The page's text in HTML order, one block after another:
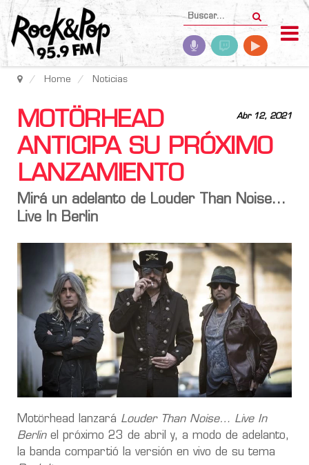
Home Noticias
Abr 12, 2021
MOTÖRHEAD
ANTICIPA SU PRÓXIMO
LANZAMIENTO
Mirá un adelanto de Louder Than Noise...
Live In Berlin
Motörhead lanzará Louder Than Noise… Live In
Berlin el próximo 23 de abril y, a modo de adelanto,
la banda compartió la versión en vivo de su tema